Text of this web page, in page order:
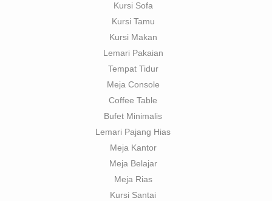
Kursi Sofa
Kursi Tamu
Kursi Makan
Lemari Pakaian
Tempat Tidur
Meja Console
Coffee Table
Bufet Minimalis
Lemari Pajang Hias
Meja Kantor
Meja Belajar
Meja Rias
Kursi Santai